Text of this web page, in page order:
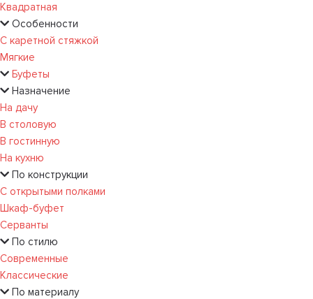
Квадратная
Особенности
С каретной стяжкой
Мягкие
Буфеты
Назначение
На дачу
В столовую
В гостинную
На кухню
По конструкции
С открытыми полками
Шкаф-буфет
Серванты
По стилю
Современные
Классические
По материалу